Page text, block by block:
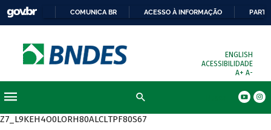
COMUNICA BR ACESSO À INFORMAÇÃO
ENGLISH
ACESSIBILIDADE
A+ A-
Z7_L9KEH4O0LORH80ALCLTPF80S67